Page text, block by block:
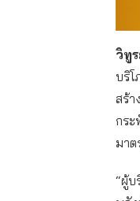
วิทู
บริโ
สร้า
กระ
มาต
“ผู้บ